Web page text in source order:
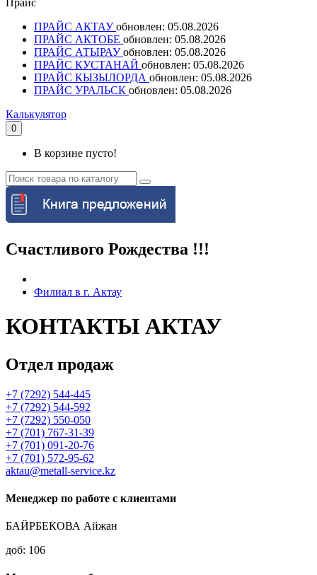
Прайс
ПРАЙС АКТАУобновлен: 05.08.2026
ПРАЙС АКТОБЕ обновлен: 05.08.2026
ПРАЙС АТЫРАУобновлен: 05.08.2026
ПРАЙС КУСТАНАЙ обновлен: 05.08.2026
ПРАЙС КЫЗЫЛОРДА обновлен: 05.08.2026
ПРАЙС УРАЛЬСК обновлен: 05.08.2026
Калькулятор
0
В корзине пусто!
Счастливого Рождества !!!
Филиал в г. Актау
КОНТАКТЫ АКТАУ
Отдел продаж
+7 (7292) 544-445
+7 (7292) 544-592
+7 (7292) 550-050
+7 (701) 767-31-39
+7 (701) 091-20-76
+7 (701) 572-95-62
aktau@metall-service.kz
Менеджер по работе с клиентами
БАЙРБЕКОВА Айжан
доб: 106